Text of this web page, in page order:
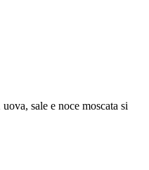
sale e noce moscata si